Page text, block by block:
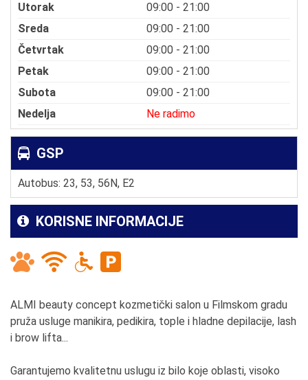
Utorak
09:00 - 21:00
Sreda
09:00 - 21:00
Četvrtak
09:00 - 21:00
Petak
09:00 - 21:00
Subota
09:00 - 21:00
Nedelja
Ne radimo
GSP
Autobus: 23, 53, 56N, E2
KORISNE INFORMACIJE
ALMI beauty concept kozmetički salon u Filmskom gradu
pruža usluge manikira, pedikira, tople i hladne depilacije, lash
i brow lifta...
Garantujemo kvalitetnu uslugu iz bilo koje oblasti, visoko